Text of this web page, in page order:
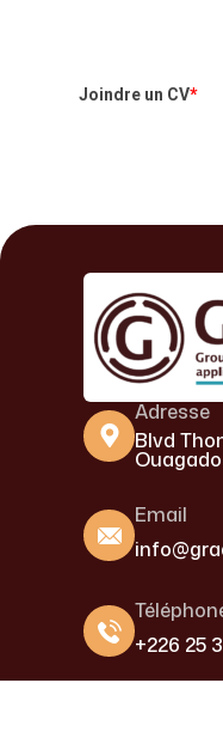
Joindre un CV*
Adresse
Blvd
Email
+226 25